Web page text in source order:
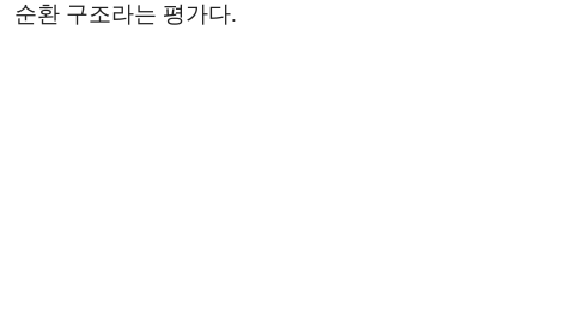
순환 구조라는 평가다.